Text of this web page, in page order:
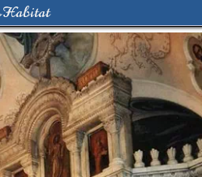
Habitat